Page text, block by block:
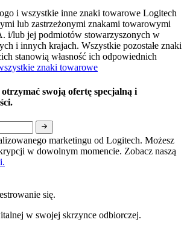
i wszystkie inne znaki towarowe Logitech
lub zastrzeżonymi znakami towarowymi
i/lub jej podmiotów stowarzyszonych w
i innych krajach. Wszystkie pozostałe znaki
stanowią własność ich odpowiednich
znaki towarowe
swoją ofertę specjalną i
marketingu od Logitech. Możesz
w dowolnym momencie. Zobacz naszą
się.
w swojej skrzynce odbiorczej.